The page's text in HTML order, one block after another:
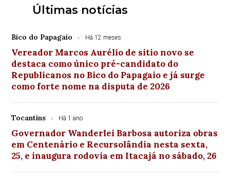
Últimas notícias
Bico do Papagaio Há 12 meses
Vereador Marcos Aurélio de sitio novo se
destaca como único pré-candidato do
Republicanos no Bico do Papagaio e já surge
como forte nome na disputa de 2026
Tocantins Há 1 ano
Governador Wanderlei Barbosa autoriza obras
em Centenário e Recursolândia nesta sexta,
25, e inaugura rodovia em Itacajá no sábado, 26